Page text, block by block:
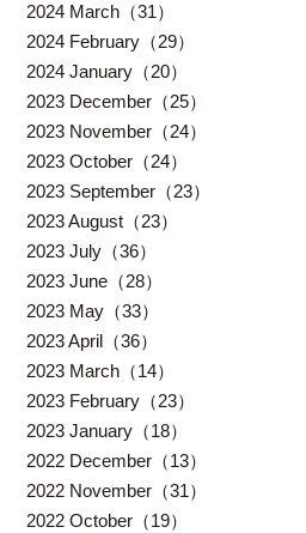
2024 March（31）
2024 February（29）
2024 January（20）
2023 December（25）
2023 November（24）
2023 October（24）
2023 September（23）
2023 August（23）
2023 July（36）
2023 June（28）
2023 May（33）
2023 April（36）
2023 March（14）
2023 February（23）
2023 January（18）
2022 December（13）
2022 November（31）
2022 October（19）